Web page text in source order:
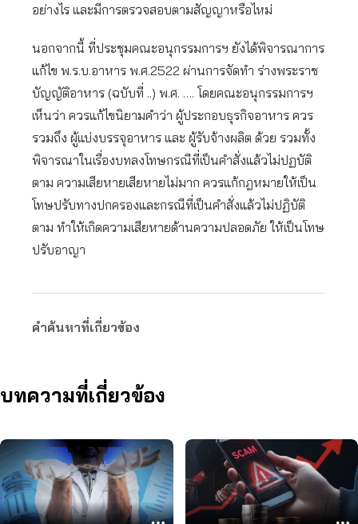
อย่างไร และมีการตรวจสอบตามสัญญาหรือไหม่
นอกจากนี้ ที่ประชุมคณะอนุกรรมการฯ ยังได้พิจารณาการ
แก้ไข พ.ร.บ.อาหาร พ.ศ.2522 ผ่านการจัดทำ ร่างพระราช
บัญญัติอาหาร (ฉบับที่ ..) พ.ศ. …. โดยคณะอนุกรรมการฯ
เห็นว่า ควรแก้ไขนิยามคำว่า ผู้ประกอบธุรกิจอาหาร ควร
รวมถึง ผู้แบ่งบรรจุอาหาร และ ผู้รับจ้างผลิต ด้วย รวมทั้ง
พิจารณาในเรื่องบทลงโทษกรณีที่เป็นคำสั่งแล้วไม่ปฏบัติ
ตาม ความเสียหายเสียหายไม่มาก ควรแก้กฎหมายให้เป็น
โทษปรับทางปกครองและกรณีที่เป็นคำสั่งแล้วไม่ปฏิบัติ
ตาม ทำให้เกิดความเสียหายด้านความปลอดภัย ให้เป็นโทษ
ปรับอาญา
คำค้นหาที่เกี่ยวข้อง
บทความที่เกี่ยวข้อง